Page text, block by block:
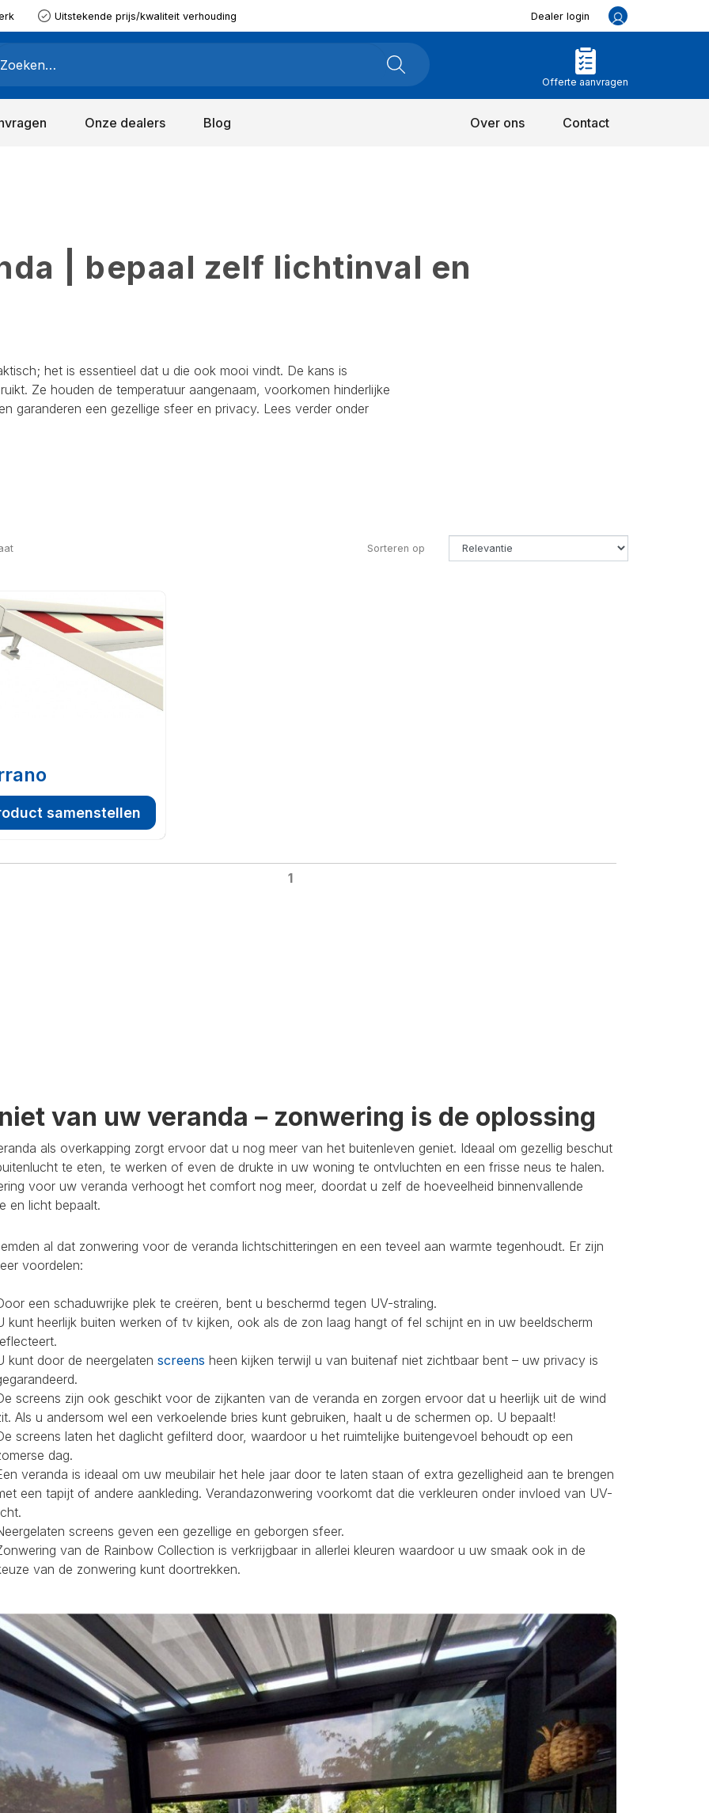
Uitstekende prijs/kwaliteit verhouding Dealer login
Offerte aanvragen
Onze dealers Blog Over ons Contact
| bepaal zelf lichtinval en
het is essentieel dat u die ook mooi vindt. De kans is
Ze houden de temperatuur aangenaam, voorkomen hinderlijke
garanderen een gezellige sfeer en privacy. Lees verder onder
Sorteren op
samenstellen
1
van uw veranda – zonwering is de oplossing
als overkapping zorgt ervoor dat u nog meer van het buitenleven geniet. Ideaal om gezellig beschut
te eten, te werken of even de drukte in uw woning te ontvluchten en een frisse neus te halen.
voor uw veranda verhoogt het comfort nog meer, doordat u zelf de hoeveelheid binnenvallende
en licht bepaalt.
al dat zonwering voor de veranda lichtschitteringen en een teveel aan warmte tegenhoudt. Er zijn
voordelen:
een schaduwrijke plek te creëren, bent u beschermd tegen UV-straling.
kunt heerlijk buiten werken of tv kijken, ook als de zon laag hangt of fel schijnt en in uw beeldscherm
kunt door de neergelaten screens heen kijken terwijl u van buitenaf niet zichtbaar bent – uw privacy is
screens zijn ook geschikt voor de zijkanten van de veranda en zorgen ervoor dat u heerlijk uit de wind
Als u andersom wel een verkoelende bries kunt gebruiken, haalt u de schermen op. U bepaalt!
screens laten het daglicht gefilterd door, waardoor u het ruimtelijke buitengevoel behoudt op een
dag.
veranda is ideaal om uw meubilair het hele jaar door te laten staan of extra gezelligheid aan te brengen
een tapijt of andere aankleding. Verandazonwering voorkomt dat die verkleuren onder invloed van UV-
screens geven een gezellige en geborgen sfeer.
van de Rainbow Collection is verkrijgbaar in allerlei kleuren waardoor u uw smaak ook in de
van de zonwering kunt doortrekken.